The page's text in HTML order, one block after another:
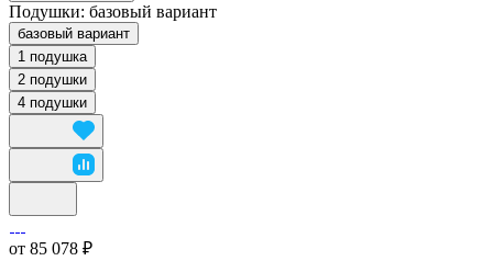
Подушки: базовый вариант
базовый вариант
1 подушка
2 подушки
4 подушки
от 85 078 ₽